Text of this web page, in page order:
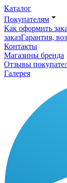
Каталог
Покупателям
Как оформить
заказГарантия,
Контакты
Магазины бренда
Отзывы
Галерея